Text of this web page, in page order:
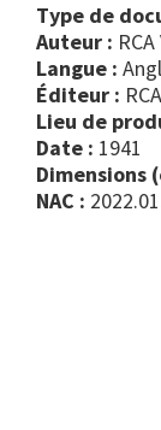
Type de
Auteur :
Langue :
Éditeur :
Lieu de
Date : 1941
Dimensions
NAC :